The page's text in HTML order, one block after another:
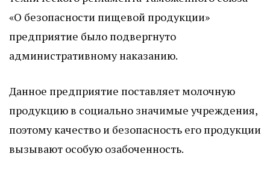
«О безопасности пищевой продукции»
предприятие было подвергнуто
административному наказанию.
Данное предприятие поставляет молочную
продукцию в социально значимые учреждения,
поэтому качество и безопасность его продукции
вызывают особую озабоченность.